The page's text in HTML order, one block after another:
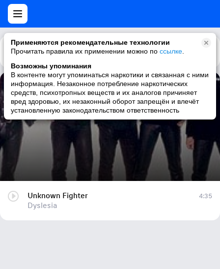
Применяются рекомендательные технологии
Прочитать правила их применении можно по ссылке
Возможны упоминания
В контенте могут упоминаться наркотики и связанная с ними
информация. Незаконное потребление наркотических
средств, психотропных веществ и их аналогов причиняет
вред здоровью, их незаконный оборот запрещён и влечёт
установленную законодательством ответственность
Каталог Рекомендации
Unknown Fighter
Dyslesia
Unknown Fighter
Dyslesia
4:35